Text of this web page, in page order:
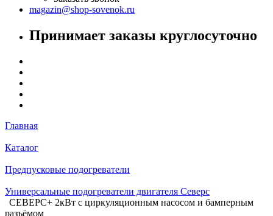
magazin@shop-sovenok.ru
Принимает заказы круглосуточно
Главная
Каталог
Предпусковые подогреватели
Универсальные подогреватели двигателя Северс
СЕВЕРС+ 2кВт с циркуляционным насосом и бамперным
разъёмом